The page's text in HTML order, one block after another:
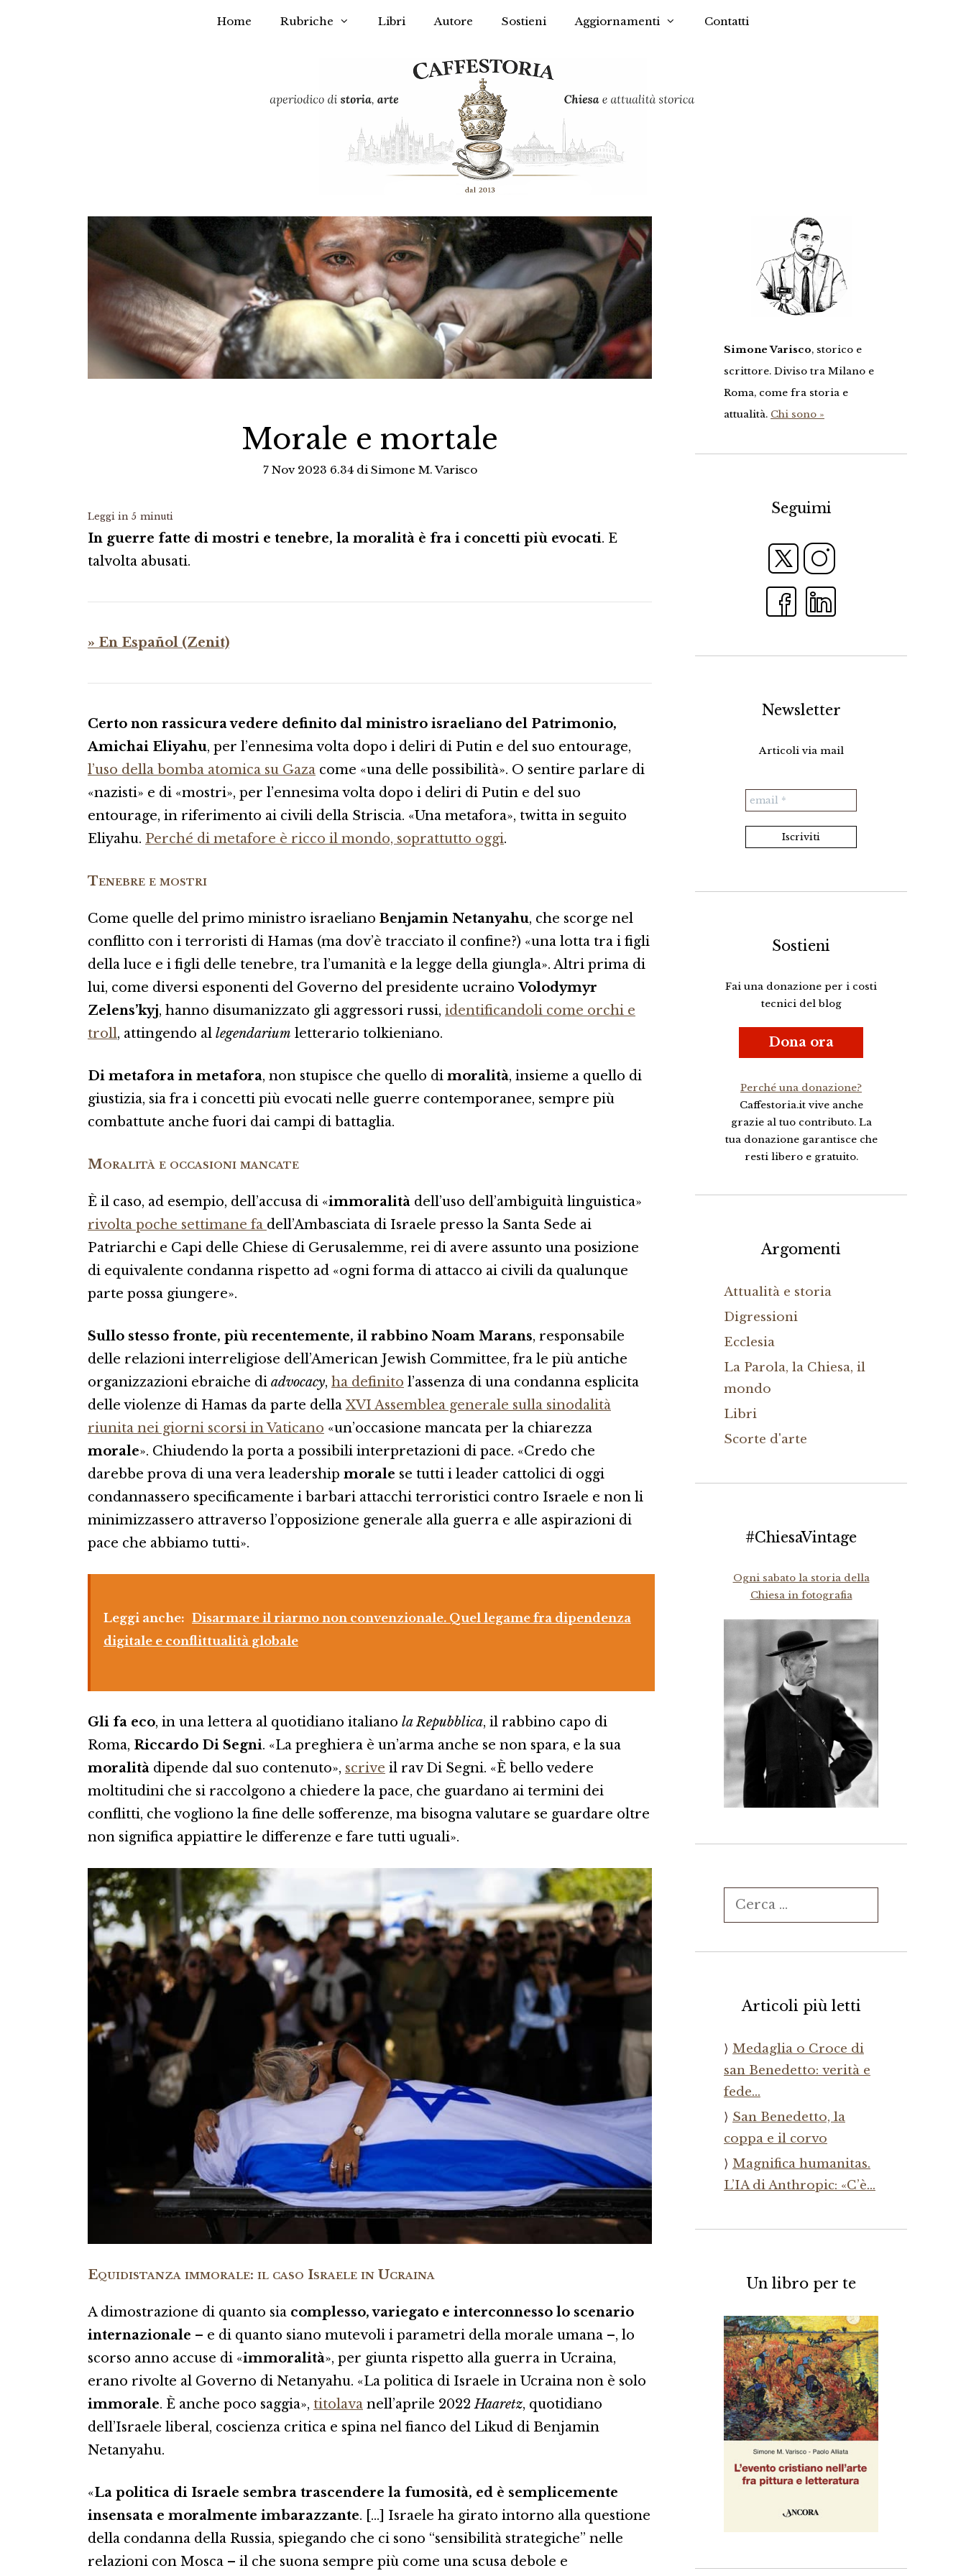
Home Rubriche Libri Autore Sostieni Aggiornamenti Contatti
Morale e mortale
7 Nov 2023 6.34 di Simone M. Varisco
Leggi in 5 minuti
In guerre fatte di mostri e tenebre, la moralità è fra i concetti più evocati. E
talvolta abusati.
» En Español (Zenit)
Certo non rassicura vedere definito dal ministro israeliano del Patrimonio,
Amichai Eliyahu, per l’ennesima volta dopo i deliri di Putin e del suo entourage,
l’uso della bomba atomica su Gaza come «una delle possibilità». O sentire parlare di
«nazisti» e di «mostri», per l’ennesima volta dopo i deliri di Putin e del suo
entourage, in riferimento ai civili della Striscia. «Una metafora», twitta in seguito
Eliyahu. Perché di metafore è ricco il mondo, soprattutto oggi.
Tenebre e mostri
Come quelle del primo ministro israeliano Benjamin Netanyahu, che scorge nel
conflitto con i terroristi di Hamas (ma dov’è tracciato il confine?) «una lotta tra i figli
della luce e i figli delle tenebre, tra l’umanità e la legge della giungla». Altri prima di
lui, come diversi esponenti del Governo del presidente ucrainoVolodymyr
Zelens’kyj, hanno disumanizzato gli aggressori russi, identificandoli come orchi e
troll, attingendo al legendarium letterario tolkieniano.
Di metafora in metafora, non stupisce che quello di moralità, insieme a quello di
giustizia, sia fra i concetti più evocati nelle guerre contemporanee, sempre più
combattute anche fuori dai campi di battaglia.
Moralità e occasioni mancate
È il caso, ad esempio, dell’accusa di «immoralità dell’uso dell’ambiguità linguistica»
rivolta poche settimane fa dell’Ambasciata di Israele presso la Santa Sede ai
Patriarchi e Capi delle Chiese di Gerusalemme, rei di avere assunto una posizione
di equivalente condanna rispetto ad «ogni forma di attacco ai civili da qualunque
parte possa giungere».
Sullo stesso fronte, più recentemente, il rabbino Noam Marans, responsabile
delle relazioni interreligiose dell’American Jewish Committee, fra le più antiche
organizzazioni ebraiche di advocacy, ha definito l’assenza di una condanna esplicita
delle violenze di Hamas da parte dellaXVI Assemblea generale sulla sinodalità
riunita nei giorni scorsi in Vaticano «un’occasione mancata per la chiarezza
morale». Chiudendo la porta a possibili interpretazioni di pace. «Credo che
darebbe prova di una vera leadership morale se tutti i leader cattolici di oggi
condannassero specificamente i barbari attacchi terroristici contro Israele e non li
minimizzassero attraverso l’opposizione generale alla guerra e alle aspirazioni di
pace che abbiamo tutti».
Leggi anche: Disarmare il riarmo non convenzionale. Quel legame fra dipendenza
digitale e conflittualità globale
Gli fa eco, in una lettera al quotidiano italiano la Repubblica, il rabbino capo di
Roma, Riccardo Di Segni. «La preghiera è un’arma anche se non spara, e la sua
moralità dipende dal suo contenuto», scrive il rav Di Segni. «È bello vedere
moltitudini che si raccolgono a chiedere la pace, che guardano ai termini dei
conflitti, che vogliono la fine delle sofferenze, ma bisogna valutare se guardare oltre
non significa appiattire le differenze e fare tutti uguali».
Equidistanza immorale: il caso Israele in Ucraina
A dimostrazione di quanto sia complesso, variegato e interconnesso lo scenario
internazionale – e di quanto siano mutevoli i parametri della morale umana –, lo
scorso anno accuse di «immoralità», per giunta rispetto alla guerra in Ucraina,
erano rivolte al Governo di Netanyahu. «La politica di Israele in Ucraina non è solo
immorale. È anche poco saggia», titolava nell’aprile 2022Haaretz, quotidiano
dell’Israele liberal, coscienza critica e spina nel fianco del Likud di Benjamin
Netanyahu.
«La politica di Israele sembra trascendere la fumosità, ed è semplicemente
insensata e moralmente imbarazzante. […] Israele ha girato intorno alla questione
della condanna della Russia, spiegando che ci sono “sensibilità strategiche” nelle
relazioni con Mosca – il che suona sempre più come una scusa debole e
Simone Varisco, storico e
scrittore. Diviso tra Milano e
Roma, come fra storia e
attualità. Chi sono »
Seguimi
Newsletter
Articoli via mail
Sostieni
Fai una donazione per i costi
tecnici del blog
Dona ora
Perché una donazione?
Caffestoria.it vive anche
grazie al tuo contributo. La
tua donazione garantisce che
resti libero e gratuito.
Argomenti
Attualità e storia
Digressioni
Ecclesia
La Parola, la Chiesa, il
mondo
Libri
Scorte d'arte
#ChiesaVintage
Ogni sabato la storia della
Chiesa in fotografia
Ricerca
per:
Articoli più letti
Medaglia o Croce di
san Benedetto: verità e
fede…
San Benedetto, la
coppa e il corvo
Magnifica humanitas.
L’IA di Anthropic: «C’è…
Un libro per te